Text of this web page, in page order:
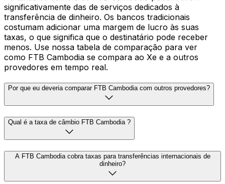
significativamente das de serviços dedicados à
transferência de dinheiro. Os bancos tradicionais
costumam adicionar uma margem de lucro às suas
taxas, o que significa que o destinatário pode receber
menos. Use nossa tabela de comparação para ver
como FTB Cambodia se compara ao Xe e a outros
provedores em tempo real.
Por que eu deveria comparar FTB Cambodia com outros provedores?
Qual é a taxa de câmbio FTB Cambodia ?
A FTB Cambodia cobra taxas para transferências internacionais de
dinheiro?